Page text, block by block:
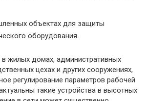
объектах для защиты
оборудования.
в жилых домах, административных
цехах и других сооружениях,
регулирование параметров рабочей
такие устройства в высотных